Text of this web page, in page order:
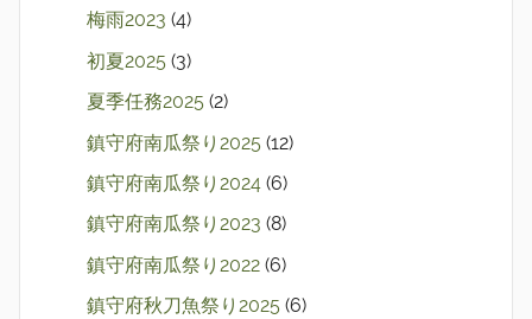
梅雨2023 (4)
初夏2025 (3)
夏季任務2025 (2)
鎮守府南瓜祭り2025 (12)
鎮守府南瓜祭り2024 (6)
鎮守府南瓜祭り2023 (8)
鎮守府南瓜祭り2022 (6)
鎮守府秋刀魚祭り2025 (6)